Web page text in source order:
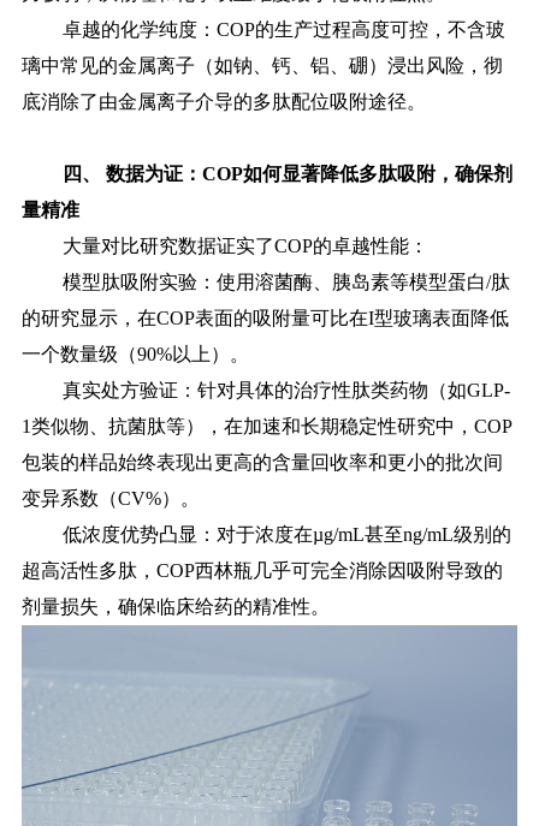
卓越的化学纯度： COP的生产过程高度可控，不含玻
璃中常见的金属离子（如钠、钙、铝、硼）浸出风险，彻
底消除了由金属离子介导的多肽配位吸附途径。
四、 数据为证： COP如何显著降低多肽吸附，确保剂
量精准
大量对比研究数据证实了COP的卓越性能：
模型肽吸附实验：使用溶菌酶、胰岛素等模型蛋白/肽
的研究显示，在COP表面的吸附量可比在I型玻璃表面降低
一个数量级（90%以上）。
真实处方验证：针对具体的治疗性肽类药物（如GLP-
1类似物、抗菌肽等），在加速和长期稳定性研究中，COP
包装的样品始终表现出更高的含量回收率和更小的批次间
变异系数（CV%）。
低浓度优势凸显：对于浓度在µg/mL甚至ng/mL级别的
超高活性多肽，COP西林瓶几乎可完全消除因吸附导致的
剂量损失，确保临床给药的精准性。